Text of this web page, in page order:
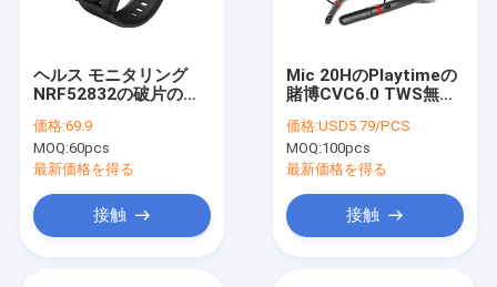
プロダクト
品質管理
私達に連絡しなさい
引用を要求しなさい
ヘルス モニタリング
NRF52832の破片のた
PPGのスマートな腕時
計
価格:69.9
MOQ:60pcs
最新価格を得る
接触
Mic 20HのPlaytimeの
賭博CVC6.0 TWS無線
ーン
価格:USD5.79/PCS
MOQ:100pcs
最新価格を得る
接触